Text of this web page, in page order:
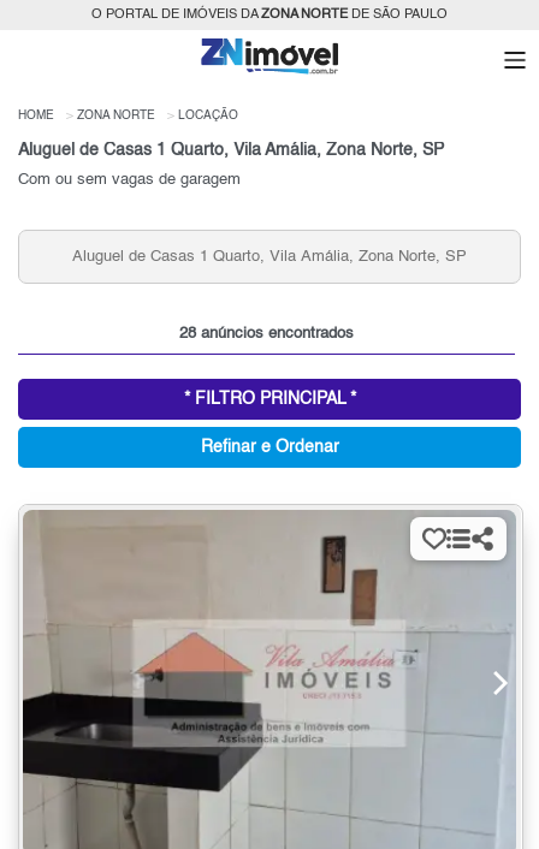
O PORTAL DE IMÓVEIS DAZONA NORTEDE SÃO PAULO
HOME ZONA NORTE LOCAÇÃO
Aluguel de Casas 1 Quarto, Vila Amália, Zona Norte, SP
Com ou sem vagas de garagem
Aluguel de Casas 1 Quarto, Vila Amália, Zona Norte, SP
28 anúncios encontrados
* FILTRO PRINCIPAL *
Refinar e Ordenar